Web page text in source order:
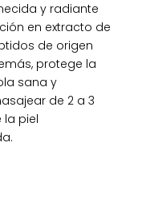
y radiante
en extracto de
de origen
protege la
sana y
de 2 a 3
piel